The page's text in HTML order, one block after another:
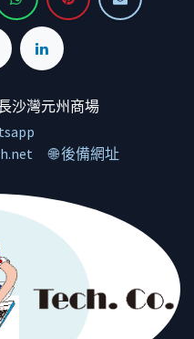
沙灣元州商場
🌐 後備網址